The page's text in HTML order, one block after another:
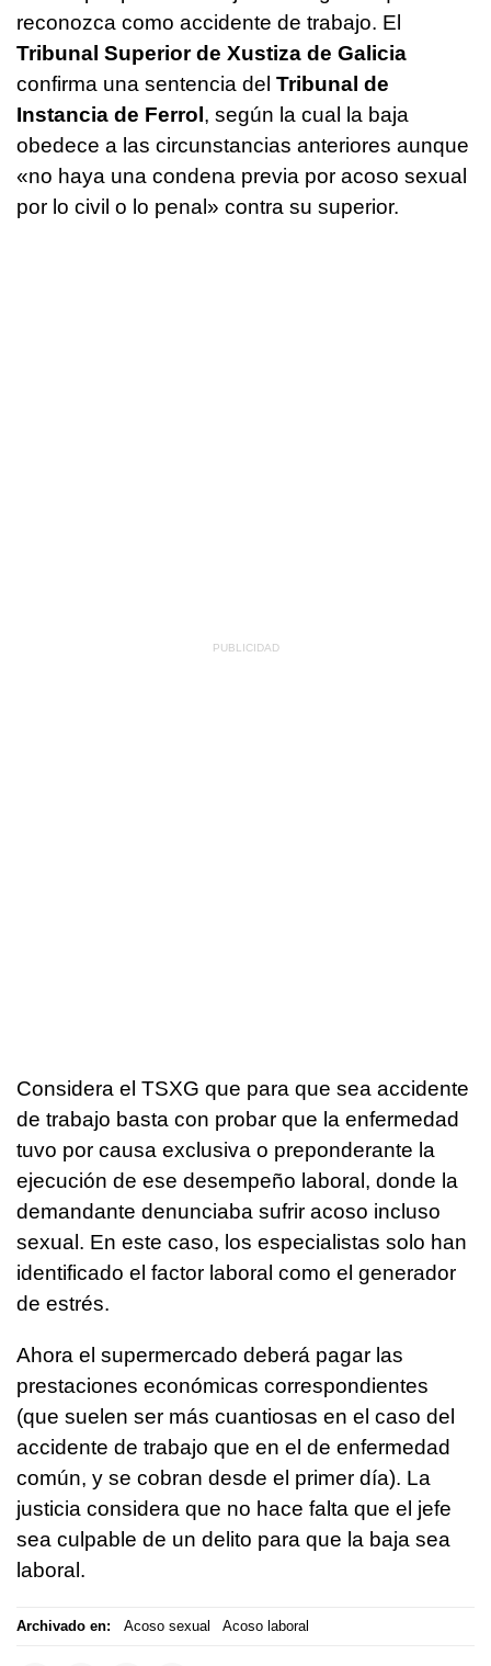
reconozca como accidente de trabajo. El
Tribunal Superior de Xustiza de Galicia
confirma una sentencia del Tribunal de
Instancia de Ferrol, según la cual la baja
obedece a las circunstancias anteriores aunque
«no haya una condena previa por acoso sexual
por lo civil o lo penal» contra su superior.
Considera el TSXG que para que sea accidente
de trabajo basta con probar que la enfermedad
tuvo por causa exclusiva o preponderante la
ejecución de ese desempeño laboral, donde la
demandante denunciaba sufrir acoso incluso
sexual. En este caso, los especialistas solo han
identificado el factor laboral como el generador
de estrés.
Ahora el supermercado deberá pagar las
prestaciones económicas correspondientes
(que suelen ser más cuantiosas en el caso del
accidente de trabajo que en el de enfermedad
común, y se cobran desde el primer día). La
justicia considera que no hace falta que el jefe
sea culpable de un delito para que la baja sea
laboral.
Archivado en: Acoso sexual Acoso laboral